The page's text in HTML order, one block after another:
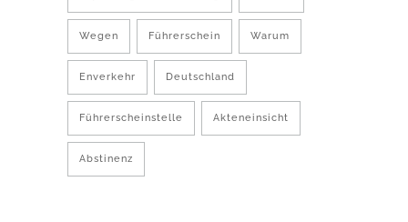
Wegen Führerschein Warum
Enverkehr Deutschland
Führerscheinstelle Akteneinsicht
Abstinenz